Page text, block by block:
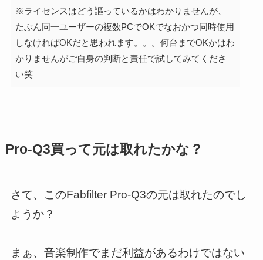
※ライセンスはどう謳っているかはわかりませんが、
たぶん同一ユーザーの複数PCでOKでなおかつ同時使用
しなければOKだと思われます。。。何台までOKかはわ
かりませんがご自身の判断と責任で試してみてくださ
い笑
Pro-Q3買って元は取れたかな？
さて、このFabfilter Pro-Q3の元は取れたのでし
ようか？
まぁ、音楽制作でまだ利益があるわけではない